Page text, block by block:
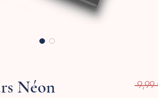
Néon 9,99